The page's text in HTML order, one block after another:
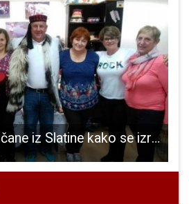
Gačanke učile Ličane iz Slatine kako se izrađuje lička kapa